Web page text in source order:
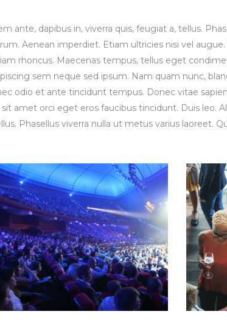
ante, dapibus in, viverra quis, feugiat a, tellus.
Aenean imperdiet. Etiam ultricies nisi vel
rhoncus. Maecenas tempus, tellus eget
sem neque sed ipsum. Nam quam nunc,
odio et ante tincidunt tempus. Donec vitae
amet orci eget eros faucibus tincidunt. Duis leo.
Phasellus viverra nulla ut metus varius laoreet.